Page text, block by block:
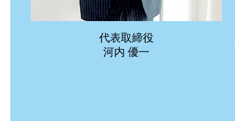
代表取締役
河内 優一